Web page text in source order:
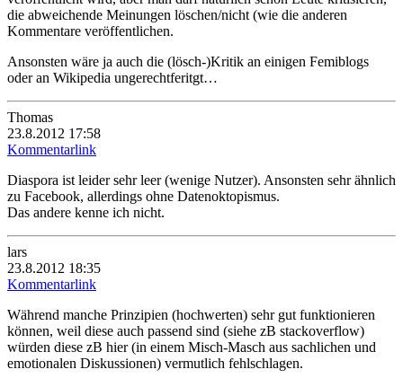
die abweichende Meinungen löschen/nicht (wie die anderen
Kommentare veröffentlichen.
Ansonsten wäre ja auch die (lösch-)Kritik an einigen Femiblogs
oder an Wikipedia ungerechtferitgt…
Thomas
23.8.2012 17:58
Kommentarlink
Diaspora ist leider sehr leer (wenige Nutzer). Ansonsten sehr ähnlich
zu Facebook, allerdings ohne Datenoktopismus.
Das andere kenne ich nicht.
lars
23.8.2012 18:35
Kommentarlink
Während manche Prinzipien (hochwerten) sehr gut funktionieren
können, weil diese auch passend sind (siehe zB stackoverflow)
würden diese zB hier (in einem Misch-Masch aus sachlichen und
emotionalen Diskussionen) vermutlich fehlschlagen.